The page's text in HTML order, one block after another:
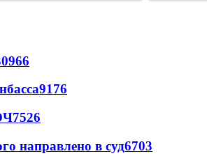
9176
7526
направлено в суд6703